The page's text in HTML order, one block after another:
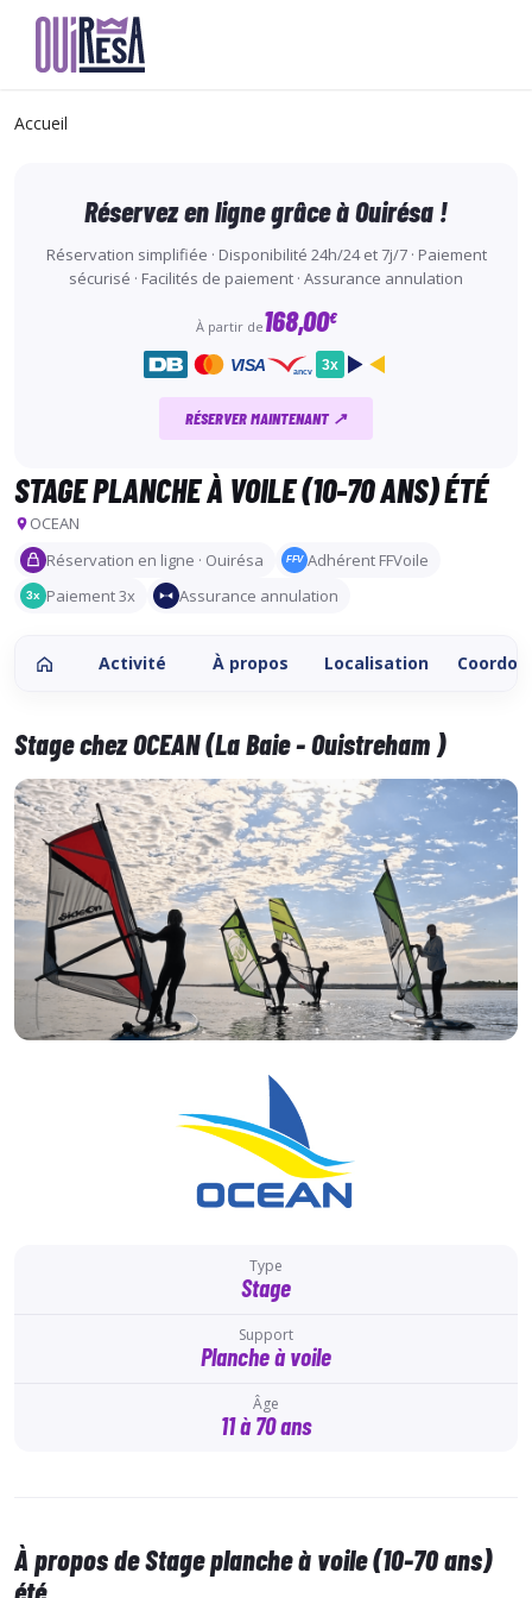
contenu
Accueil
STAGE PLANCHE À VOILE (10-70 ANS) ÉTÉ
OCEAN
Réservation en ligne · Ouirésa
FFV Adhérent FFVoile
3x Paiement 3x Assurance annulation
Activité À propos Localisation
Stage chez OCEAN (La Baie - Ouistreham )
Type
Stage
Support
Planche à voile
Âge
11 à 70 ans
À propos de Stage planche à voile (10-70 ans)
Réservez en ligne grâce à Ouirésa !
Réservation simplifiée · Disponibilité 24h/24 et 7j/7 · Paiement
sécurisé · Facilités de paiement · Assurance annulation
À partir de168,00€
VISA ancv 3x
RÉSERVER MAINTENANT ↗